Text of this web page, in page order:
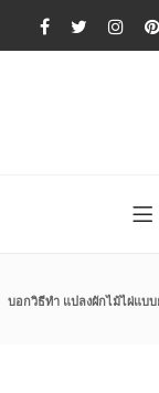
บอกวิธีทำ แปลงผักไม้ไผ่แบ